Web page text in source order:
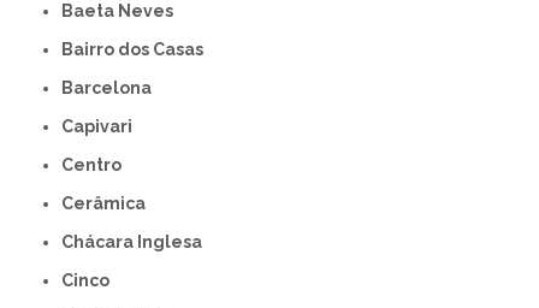
Baeta Neves
Bairro dos Casas
Barcelona
Capivari
Centro
Cerâmica
Chácara Inglesa
Cinco